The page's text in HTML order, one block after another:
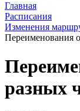
Главная
Расписания
Изменения
Переименования
разных